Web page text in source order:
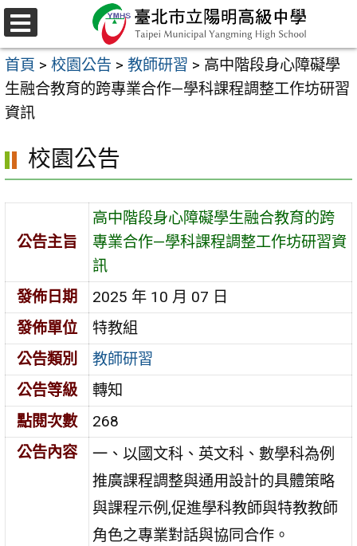
跳
至
主
要
內
區
選
單
首頁 > 校園公告 > 教師研習 > 高中階段身心障礙學
生融合教育的跨專業合作—學科課程調整工作坊研習
資訊
校園公告
公告主旨
高中階段身心障礙學生融合教育的跨
專業合作—學科課程調整工作坊研習資
訊
發佈日期
2025 年 10 月 07 日
發佈單位
特教組
公告類別
教師研習
公告等級
轉知
點閱次數
268
公告內容
一、以國文科、英文科、數學科為例
推廣課程調整與通用設計的具體策略
與課程示例,促進學科教師與特教教師
角色之專業對話與協同合作。